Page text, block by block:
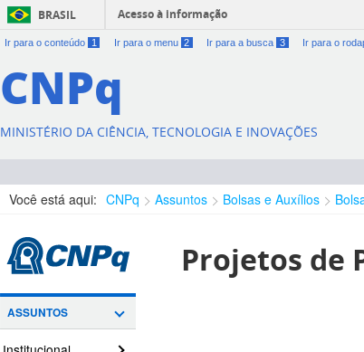
BRASIL Acesso à informação
Ir para o conteúdo 1 Ir para o menu 2 Ir para a busca 3 Ir para o
CNPq
MINISTÉRIO DA CIÊNCIA, TECNOLOGIA E INOVAÇÕES
Você está aqui: CNPq Assuntos Bolsas e Auxílios
ASSUNTOS
Projetos de